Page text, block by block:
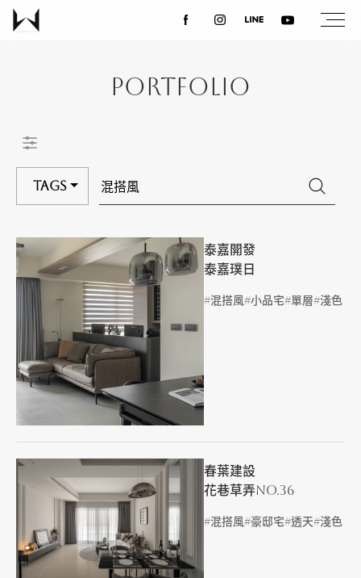
課程講座
優惠活動
加盟徵才
Portfolio
Tags
泰嘉開發
泰嘉璞日
標籤
混搭風 小品宅 單層 淺色
春葉建設
花巷草弄No.36
標籤
混搭風 豪邸宅 透天 淺色